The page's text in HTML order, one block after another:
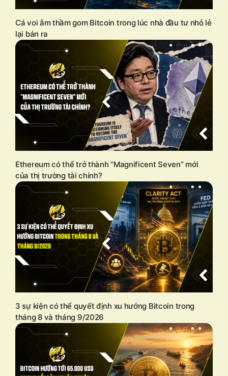
Cá voi âm thầm gom Bitcoin trong lúc nhà đầu tư nhỏ lẻ
lại bán ra
Ethereum có thể trở thành “Magnificent Seven” mới
của thị trường tài chính?
3 sự kiện có thể quyết định xu hướng Bitcoin trong
tháng 8 và tháng 9/2026